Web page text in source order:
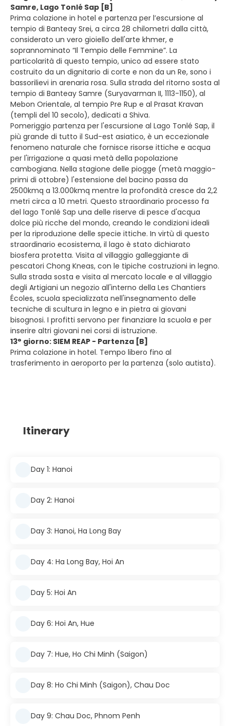
Samre, Lago Tonlé Sap [B]
Prima colazione in hotel e partenza per l’escursione al
tempio di Banteay Srei, a circa 28 chilometri dalla città,
considerato un vero gioiello dell'arte khmer, e
soprannominato “Il Tempio delle Femmine”. La
particolarità di questo tempio, unico ad essere stato
costruito da un dignitario di corte e non da un Re, sono i
bassorilievi in arenaria rosa. Sulla strada del ritorno sosta al
tempio di Banteay Samre (Suryavarman II, 1113-1150), al
Mebon Orientale, al tempio Pre Rup e al Prasat Kravan
(templi del 10 secolo), dedicati a Shiva.
Pomeriggio partenza per l'escursione al Lago Tonlé Sap, il
più grande di tutto il Sud-est asiatico, è un eccezionale
fenomeno naturale che fornisce risorse ittiche e acqua
per l'irrigazione a quasi metà della popolazione
cambogiana. Nella stagione delle piogge (metà maggio-
primi di ottobre) l'estensione del bacino passa da
2500kmq a 13.000kmq mentre la profondità cresce da 2,2
metri circa a 10 metri. Questo straordinario processo fa
del lago Tonlé Sap una delle riserve di pesce d'acqua
dolce più ricche del mondo, creando le condizioni ideali
per la riproduzione delle specie ittiche. In virtù di questo
straordinario ecosistema, il lago è stato dichiarato
biosfera protetta. Visita al villaggio galleggiante di
pescatori Chong Kneas, con le tipiche costruzioni in legno.
Sulla strada sosta e visita al mercato locale e al villaggio
degli Artigiani un negozio all'interno della Les Chantiers
Écoles, scuola specializzata nell'insegnamento delle
tecniche di scultura in legno e in pietra ai giovani
bisognosi. I profitti servono per finanziare la scuola e per
inserire altri giovani nei corsi di istruzione.
13° giorno: SIEM REAP - Partenza [B]
Prima colazione in hotel. Tempo libero fino al
trasferimento in aeroporto per la partenza (solo autista).
Itinerary
Day 1: Hanoi
Day 2: Hanoi
Day 3: Hanoi, Ha Long Bay
Day 4: Ha Long Bay, Hoi An
Day 5: Hoi An
Day 6: Hoi An, Hue
Day 7: Hue, Ho Chi Minh (Saigon)
Day 8: Ho Chi Minh (Saigon), Chau Doc
Day 9: Chau Doc, Phnom Penh